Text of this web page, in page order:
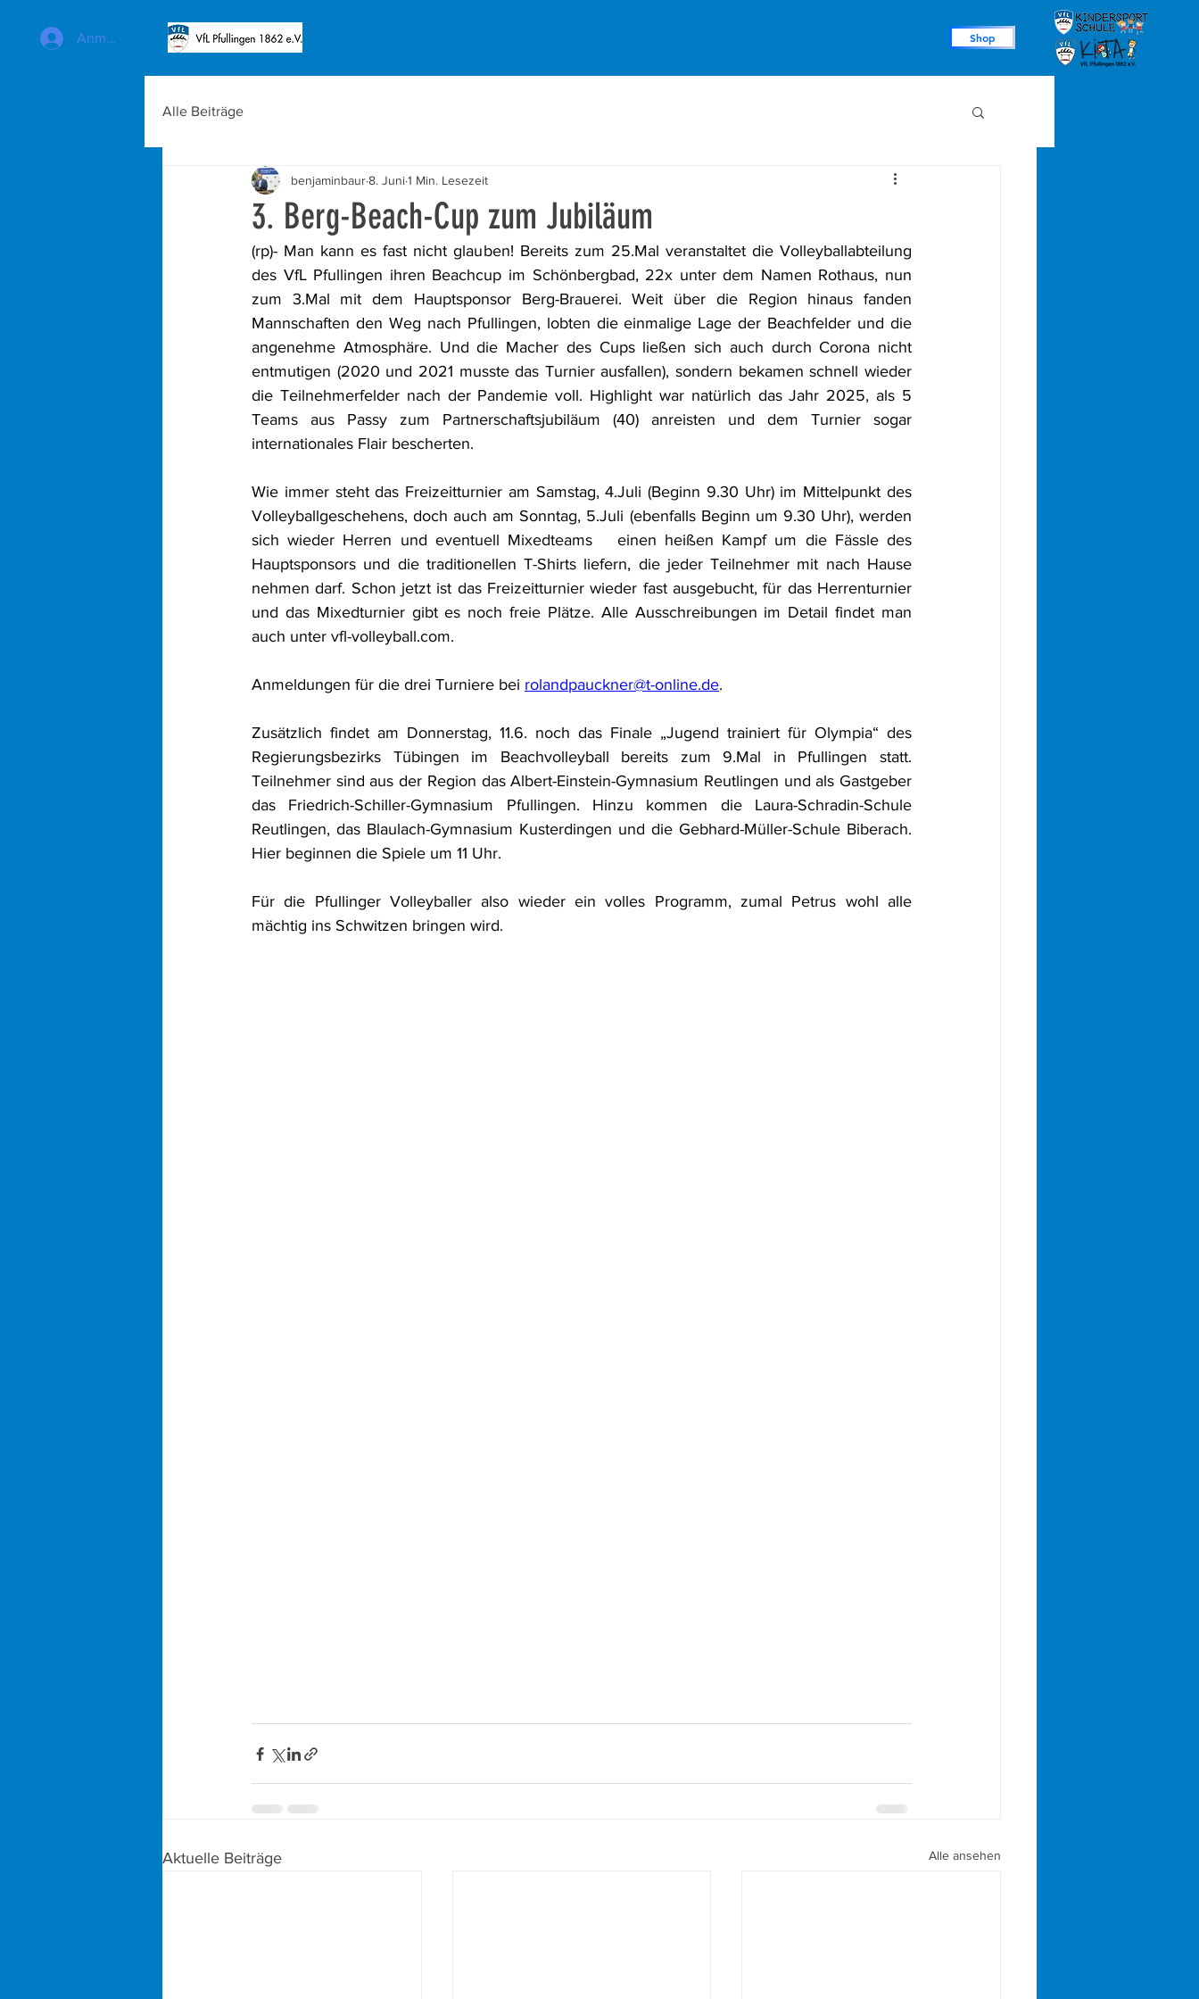
Anmelden Shop
Alle Beiträge
3. Berg-Beach-Cup zum Jubiläum
benjaminbaur8. Juni1 Min. Lesezeit
(rp)- Man kann es fast nicht glauben! Bereits zum 25.Mal veranstaltet die Volleyballabteilung
des VfL Pfullingen ihren Beachcup im Schönbergbad, 22x unter dem Namen Rothaus, nun
zum 3.Mal mit dem Hauptsponsor Berg-Brauerei. Weit über die Region hinaus fanden
Mannschaften den Weg nach Pfullingen, lobten die einmalige Lage der Beachfelder und die
angenehme Atmosphäre. Und die Macher des Cups ließen sich auch durch Corona nicht
entmutigen (2020 und 2021 musste das Turnier ausfallen), sondern bekamen schnell wieder
die Teilnehmerfelder nach der Pandemie voll. Highlight war natürlich das Jahr 2025, als 5
Teams aus Passy zum Partnerschaftsjubiläum (40) anreisten und dem Turnier sogar
internationales Flair bescherten.
Wie immer steht das Freizeitturnier am Samstag, 4.Juli (Beginn 9.30 Uhr) im Mittelpunkt des
Volleyballgeschehens, doch auch am Sonntag, 5.Juli (ebenfalls Beginn um 9.30 Uhr), werden
sich wieder Herren und eventuell Mixedteams   einen heißen Kampf um die Fässle des
Hauptsponsors und die traditionellen T-Shirts liefern, die jeder Teilnehmer mit nach Hause
nehmen darf. Schon jetzt ist das Freizeitturnier wieder fast ausgebucht, für das Herrenturnier
und das Mixedturnier gibt es noch freie Plätze. Alle Ausschreibungen im Detail findet man
auch unter vfl-volleyball.com.
Anmeldungen für die drei Turniere bei rolandpauckner@t-online.de.
Zusätzlich findet am Donnerstag, 11.6. noch das Finale „Jugend trainiert für Olympia“ des
Regierungsbezirks Tübingen im Beachvolleyball bereits zum 9.Mal in Pfullingen statt.
Teilnehmer sind aus der Region das Albert-Einstein-Gymnasium Reutlingen und als Gastgeber
das Friedrich-Schiller-Gymnasium Pfullingen. Hinzu kommen die Laura-Schradin-Schule
Reutlingen, das Blaulach-Gymnasium Kusterdingen und die Gebhard-Müller-Schule Biberach.
Hier beginnen die Spiele um 11 Uhr.
Für die Pfullinger Volleyballer also wieder ein volles Programm, zumal Petrus wohl alle
mächtig ins Schwitzen bringen wird.
Aktuelle Beiträge Alle ansehen